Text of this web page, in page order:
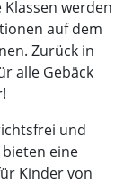
werden
auf dem
Zurück in
alle Gebäck
und
eine
Kinder von